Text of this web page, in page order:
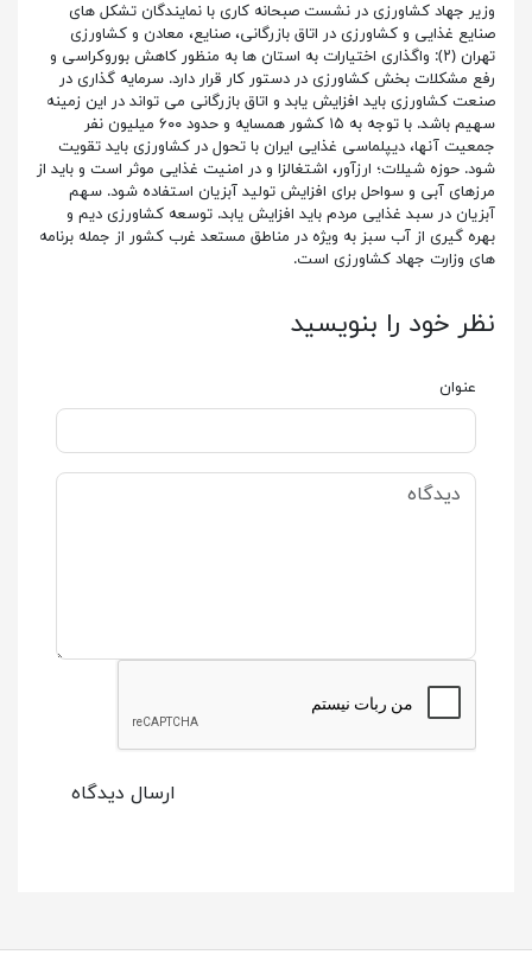
وزیر جهاد کشاورزی در نشست صبحانه کاری با نمایندگان تشکل‌ های
صنایع غذایی و کشاورزی در اتاق بازرگانی، صنایع، معادن و کشاورزی
تهران (۲): واگذاری اختیارات به استان ها به منظور کاهش بوروکراسی و
رفع مشکلات بخش کشاورزی در دستور کار قرار دارد. سرمایه گذاری در
صنعت کشاورزی باید افزایش یابد و اتاق بازرگانی می تواند در این زمینه
سهیم باشد. با توجه به ۱۵ کشور همسایه و حدود ۶۰۰ میلیون نفر
جمعیت آنها، دیپلماسی غذایی ایران با تحول در کشاورزی باید تقویت
شود. حوزه شیلات؛ ارزآور، اشتغالزا و در امنیت غذایی موثر است و باید از
مرزهای آبی و سواحل برای افزایش تولید آبزیان استفاده شود. سهم
آبزیان در سبد غذایی مردم باید افزایش یابد. توسعه کشاورزی دیم و
بهره گیری از آب سبز به ویژه در مناطق مستعد غرب کشور از جمله برنامه
های وزارت جهاد کشاورزی است.
نظر خود را بنویسید
عنوان
ارسال دیدگاه